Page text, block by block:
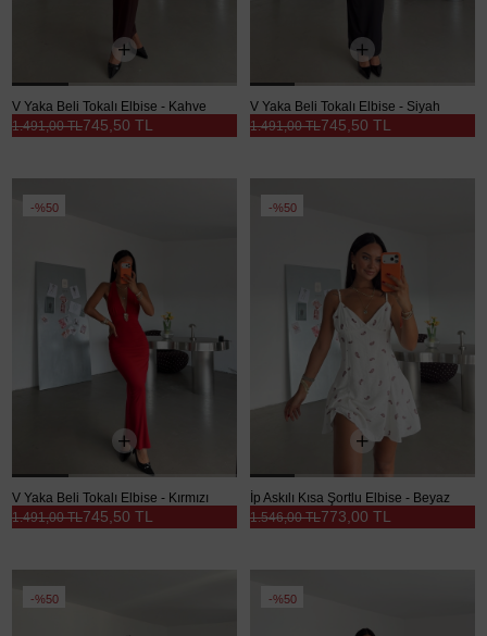
V Yaka Beli Tokalı Elbise - Kahve
745,50 TL
1.491,00 TL
V Yaka Beli Tokalı Elbise - Siyah
745,50 TL
1.491,00 TL
%50
V Yaka Beli Tokalı Elbise - Kırmızı
745,50 TL
1.491,00 TL
%50
İp Askılı Kısa Şortlu Elbise - Beyaz
773,00 TL
1.546,00 TL
%50 %50